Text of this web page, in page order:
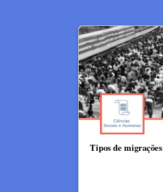
Tipos de migrações